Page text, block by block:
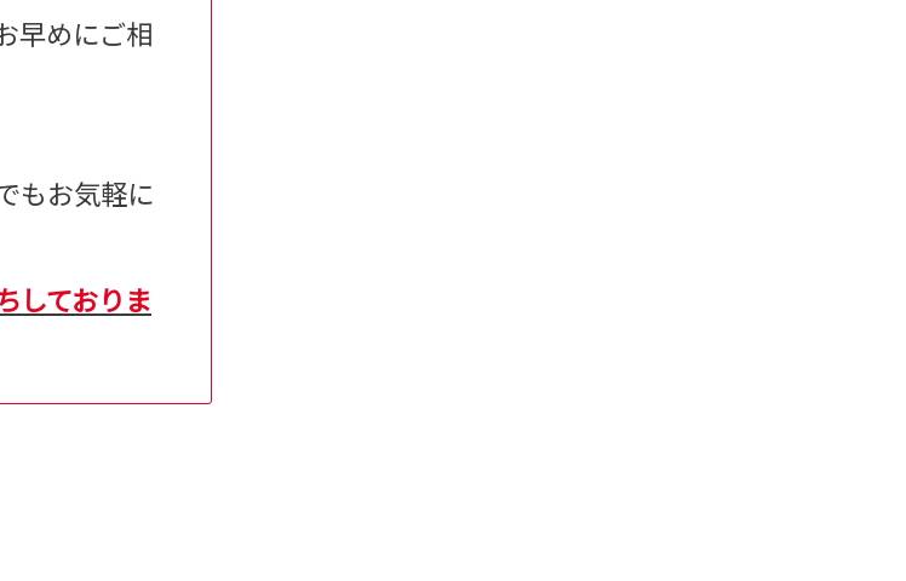
早めにご相
もお気軽に
しておりま